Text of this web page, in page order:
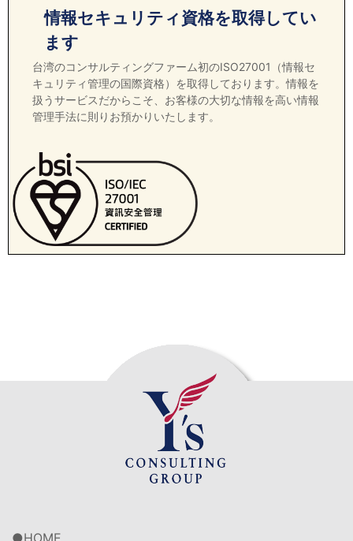
情報セキュリティ資格を取得してい
ます
台湾のコンサルティングファーム初のISO27001（情報セ
キュリティ管理の国際資格）を取得しております。情報を
扱うサービスだからこそ、お客様の大切な情報を高い情報
管理手法に則りお預かりいたします。
HOME